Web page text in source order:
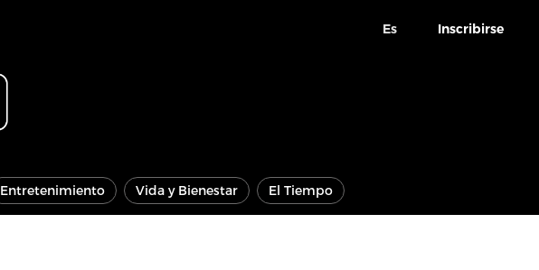
Es Inscribirse
Entretenimiento Vida y Bienestar El Tiempo